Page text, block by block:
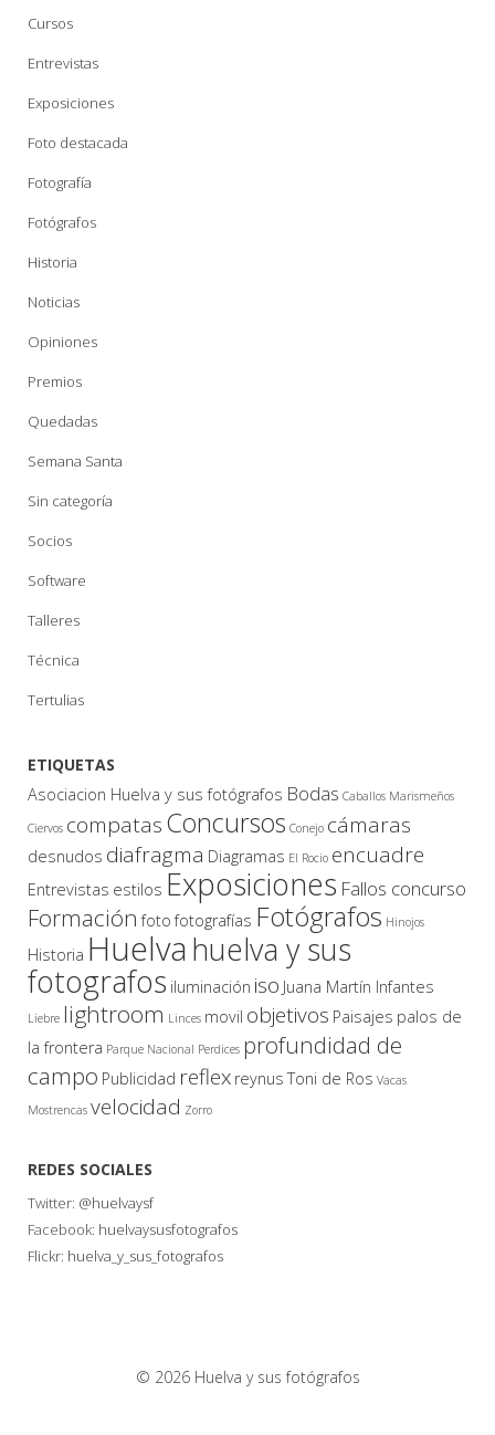
Cursos
Entrevistas
Exposiciones
Foto destacada
Fotografía
Fotógrafos
Historia
Noticias
Opiniones
Premios
Quedadas
Semana Santa
Sin categoría
Socios
Software
Talleres
Técnica
Tertulias
ETIQUETAS
Asociacion Huelva y sus fotógrafos Bodas Caballos Marismeños
Ciervos compatasConcursos Conejo cámaras
desnudos diafragma Diagramas El Rocio encuadre
Entrevistas estilos Exposiciones Fallos concurso
Formación foto fotografías Fotógrafos Hinojos
Historia Huelvahuelva y sus
fotografos iluminación iso Juana Martín Infantes
Liebre lightroom Linces movil objetivos Paisajes palos de
la frontera Parque Nacional Perdices profundidad de
campo Publicidad reflex reynus Toni de Ros Vacas
Mostrencas velocidad Zorro
REDES SOCIALES
Twitter: @huelvaysf
Facebook: huelvaysusfotografos
Flickr: huelva_y_sus_fotografos
© 2026 Huelva y sus fotógrafos